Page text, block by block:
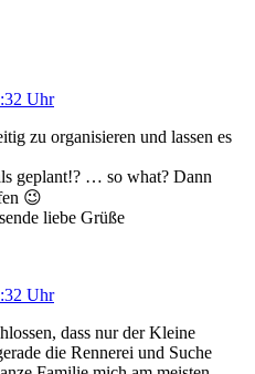
Uhr
zu organisieren und lassen es
geplant!? … so what? Dann
😉
liebe Grüße
Uhr
dass nur der Kleine
die Rennerei und Suche